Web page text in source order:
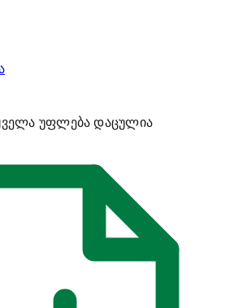
უფლება დაცულია